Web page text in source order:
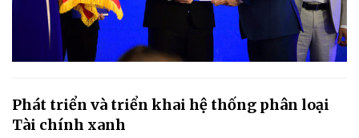
Phát triển và triển khai hệ thống phân loại
Tài chính xanh